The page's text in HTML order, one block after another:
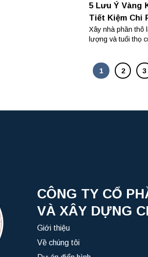
5 Lưu Ý Vàng
Tiết Kiệm Chi
Xây nhà phần thô
lượng và tuổi thọ
1 2 3
CÔNG TY CỔ
VÀ XÂY DỰNG
Giới thiệu
Về chúng tôi